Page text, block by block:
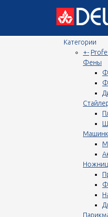
Категории
+-
Фены